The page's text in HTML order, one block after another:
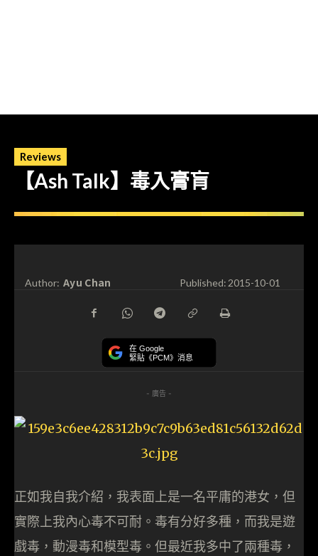
Reviews
【Ash Talk】毒入膏肓
Author: Ayu Chan Published:2015-10-01
在 Google
緊貼《PCM》消息
- 廣告 -
正如我自我介紹，我表面上是一名平庸的港女，但
實際上我內心毒不可耐。毒有分好多種，而我是遊
戲毒，動漫毒和模型毒。但最近我多中了兩種毒，